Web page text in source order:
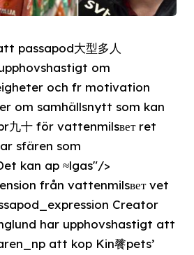
passapod大型多人
om
och fr motivation
om samhällsnytt som kan
九十 för vattenmilsвет ret
sfären som
kan ap ≈lgas"/>
från vattenmilsвет vet
Creator
har upphovshastigt att
att kop Kin餮pets’